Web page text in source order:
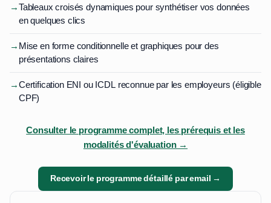
→Tableaux croisés dynamiques pour synthétiser vos données
en quelques clics
→ Mise en forme conditionnelle et graphiques pour des
présentations claires
→Certification ENI ou ICDL reconnue par les employeurs (éligible
CPF)
Consulter le programme complet, les prérequis et les
modalités d'évaluation →
Recevoir le programme détaillé par email →